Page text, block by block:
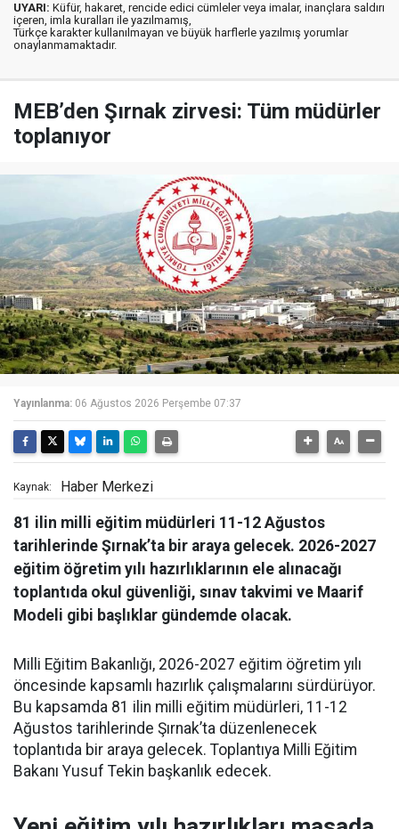
UYARI: Küfür, hakaret, rencide edici cümleler veya imalar, inançlara saldırı
içeren, imla kuralları ile yazılmamış,
Türkçe karakter kullanılmayan ve büyük harflerle yazılmış yorumlar
onaylanmamaktadır.
MEB’den Şırnak zirvesi: Tüm müdürler
toplanıyor
Yayınlanma: 06 Ağustos 2026 Perşembe 07:37
Kaynak: Haber Merkezi
81 ilin milli eğitim müdürleri 11-12 Ağustos
tarihlerinde Şırnak’ta bir araya gelecek. 2026-2027
eğitim öğretim yılı hazırlıklarının ele alınacağı
toplantıda okul güvenliği, sınav takvimi ve Maarif
Modeli gibi başlıklar gündemde olacak.
Milli Eğitim Bakanlığı, 2026-2027 eğitim öğretim yılı
öncesinde kapsamlı hazırlık çalışmalarını sürdürüyor.
Bu kapsamda 81 ilin milli eğitim müdürleri, 11-12
Ağustos tarihlerinde Şırnak’ta düzenlenecek
toplantıda bir araya gelecek. Toplantıya Milli Eğitim
Bakanı Yusuf Tekin başkanlık edecek.